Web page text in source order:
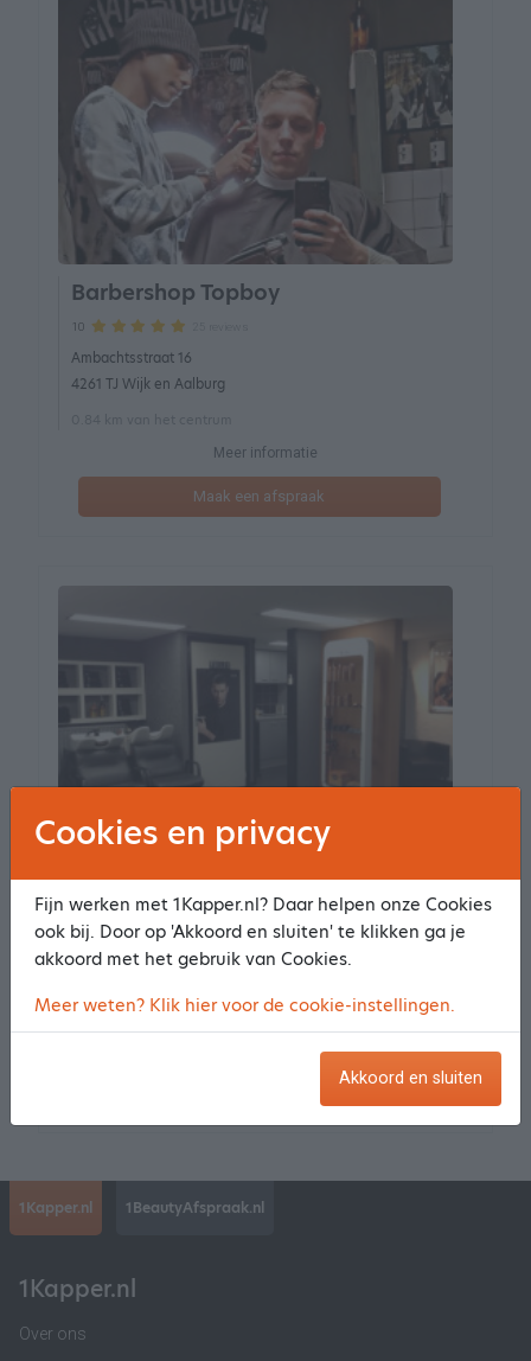
Barbershop Topboy
10
Ambachtsstraat 16
4261 TJ Wijk en Aalburg
Meer informatie
Maak een afspraak
Haarmode Anja
9.7 58 reviews
Maasdijk 65
2.68 km van het centrum
1Kapper.nl 1BeautyAfspraak.nl
1Kapper.nl
Over ons
Cookies en privacy
Fijn werken met 1Kapper.nl? Daar helpen onze Cookies
ook bij. Door op 'Akkoord en sluiten' te klikken ga je
akkoord met het gebruik van Cookies.
Meer weten? Klik hier voor de cookie-instellingen.
Akkoord en sluiten